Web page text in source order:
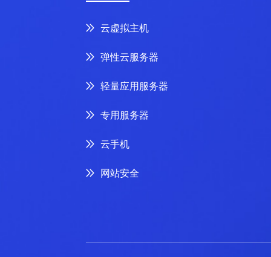
云虚拟主机
弹性云服务器
轻量应用服务器
专用服务器
云手机
网站安全